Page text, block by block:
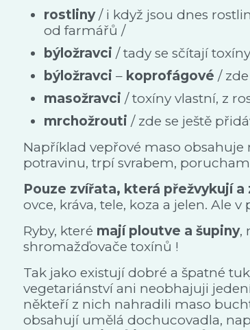
rostliny/ i když jsou dnes
od farmářů /
býložravci / tady se sčítají
býložravci – koprofágové /
masožravci / toxíny vlastní, z
mrchožrouti / zde se ještě
Například vepřové maso obsahuje
potravinu, trpí svrabem,
Pouze zvířata, která přežvykují
ovce, kráva, tele, koza a jelen. Ale
Ryby, které mají ploutve a šupiny,
shromažďovače toxínů !
Tak jako existují dobré a špatné
vegetariánství ani neobhajuji
někteří z nich nahradili maso
obsahují umělá dochucovadla,